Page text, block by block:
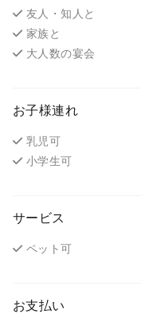
友人・知人と
家族と
大人数の宴会
お子様連れ
乳児可
小学生可
サービス
ペット可
お支払い